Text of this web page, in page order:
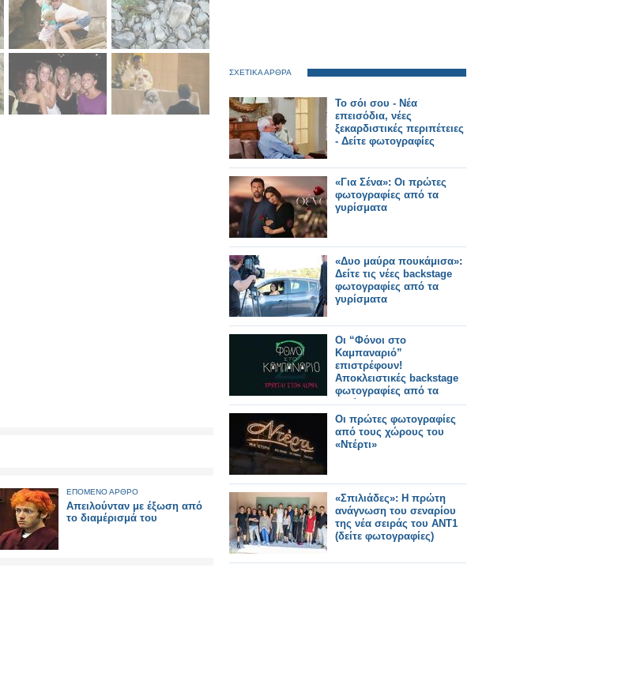
ΕΠΟΜΕΝΟ ΑΡΘΡΟ
Απειλούνταν με έξωση από
το διαμέρισμά του
ΣΧΕΤΙΚΑ ΑΡΘΡΑ
Το σόι σου - Νέα
επεισόδια, νέες
ξεκαρδιστικές περιπέτειες
- Δείτε φωτογραφίες
«Για Σένα»: Οι πρώτες
φωτογραφίες από τα
γυρίσματα
«Δυο μαύρα πουκάμισα»:
Δείτε τις νέες backstage
φωτογραφίες από τα
γυρίσματα
Οι “Φόνοι στο
Καμπαναριό”
επιστρέφουν!
Αποκλειστικές backstage
φωτογραφίες από τα
γυρίσματα!
Οι πρώτες φωτογραφίες
από τους χώρους του
«Ντέρτι»
«Σπιλιάδες»: Η πρώτη
ανάγνωση του σεναρίου
της νέα σειράς του ΑΝΤ1
(δείτε φωτογραφίες)